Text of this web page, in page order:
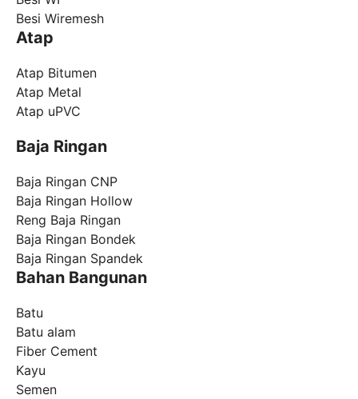
Besi Wiremesh
Atap
Atap Bitumen
Atap Metal
Atap uPVC
Baja Ringan
Baja Ringan CNP
Baja Ringan Hollow
Reng Baja Ringan
Baja Ringan Bondek
Baja Ringan Spandek
Bahan Bangunan
Batu
Batu alam
Fiber Cement
Kayu
Semen